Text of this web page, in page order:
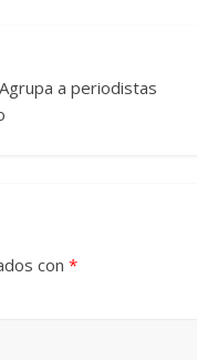
a periodistas
con *